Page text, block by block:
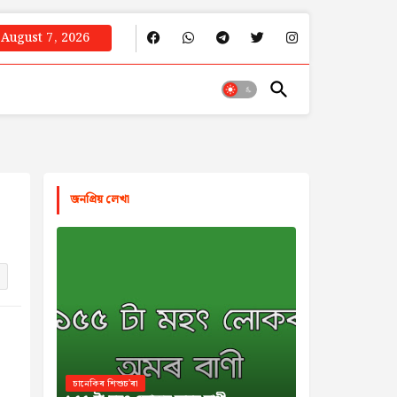
August 7, 2026
জনপ্রিয় লেখা
চানেকিৰ শিশুচ'ৰা